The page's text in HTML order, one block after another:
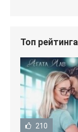
Топ рейтинга
210